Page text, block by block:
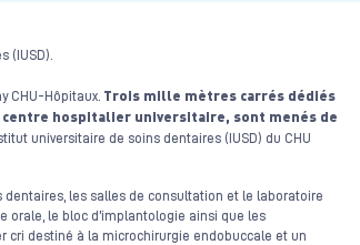
(IUSD).
CHU-Hôpitaux. Trois mille mètres carrés dédiés
hospitalier universitaire, sont menés de
universitaire de soins dentaires (IUSD) du CHU
dentaires, les salles de consultation et le laboratoire
orale, le bloc d’implantologie ainsi que les
cri destiné à la microchirurgie endobuccale et un